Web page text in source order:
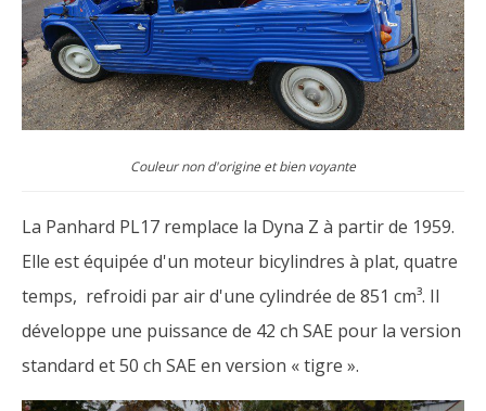
Couleur non d'origine et bien voyante
La Panhard PL17 remplace la Dyna Z à partir de 1959.
Elle est équipée d'un moteur bicylindres à plat, quatre
temps, refroidi par air d'une cylindrée de 851 cm³. Il
développe une puissance de 42 ch SAE pour la version
standard et 50 ch SAE en version « tigre ».